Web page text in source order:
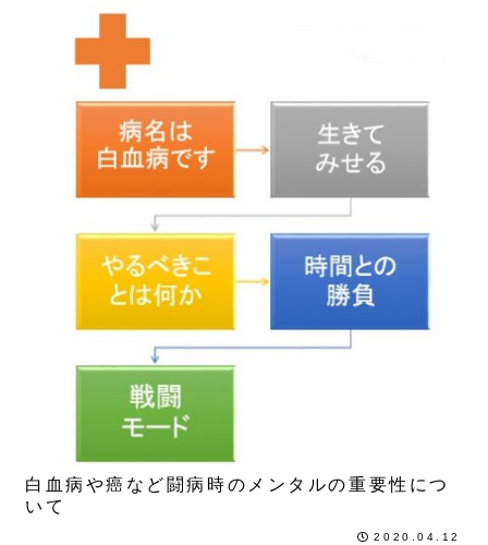
白血病や癌など闘病時のメンタルの重要性につ
いて
2020.04.12